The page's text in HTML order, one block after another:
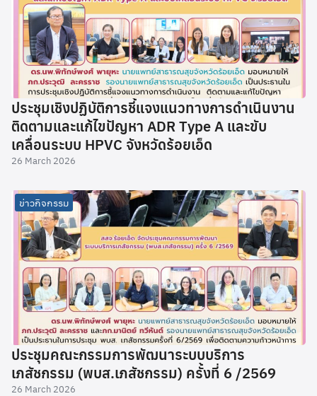
ประชุมเชิงปฏิบัติการชี้แจงแนวทางการดำเนินงาน
ติดตามและแก้ไขปัญหา ADR Type A และขับ
เคลื่อนระบบ HPVC จังหวัดร้อยเอ็ด
26 March 2026
ข่าวกิจกรรม
ประชุมคณะกรรมการพัฒนาระบบบริการ
เภสัชกรรม (พบส.เภสัชกรรม) ครั้งที่ 6 /2569
26 March 2026